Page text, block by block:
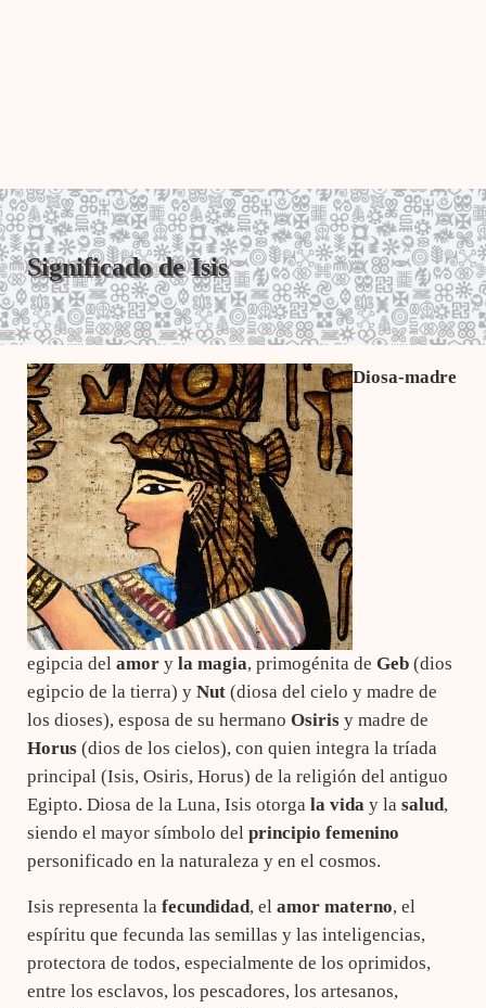
Significado de Isis
Diosa-madre
egipcia del amory la magia, primogénita de Geb(dios
egipcio de la tierra) y Nut(diosa del cielo y madre de
los dioses), esposa de su hermano Osirisy madre de
Horus(dios de los cielos), con quien integra la tríada
principal (Isis, Osiris, Horus) de la religión del antiguo
Egipto. Diosa de la Luna, Isis otorga la viday la salud,
siendo el mayor símbolo del principio femenino
personificado en la naturaleza y en el cosmos.
Isis representa la fecundidad, el amor materno, el
espíritu que fecunda las semillas y las inteligencias,
protectora de todos, especialmente de los oprimidos,
entre los esclavos, los pescadores, los artesanos,